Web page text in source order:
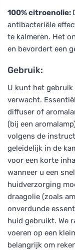
100% citroenolie:
antibacteriële
te kalmeren. Het
en bevordert een
Gebruik:
U kunt het
verwacht.
diffuser of
(bij een
volgens de
geleidelijk in de
voor een korte
wanneer u een
huidverzorging
draagolie (zoals
onverdunde
huid gebruikt. We
voeren op een
belangrijk om